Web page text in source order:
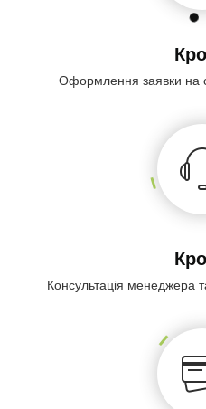
Оформлення заявки на
Консультація менеджера